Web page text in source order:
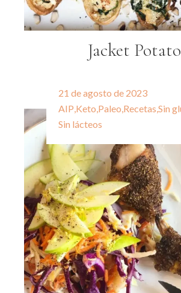
Jacket Potato
21 de agosto de 2023
AIP,Keto,Paleo,Recetas,Sin
Sin lácteos